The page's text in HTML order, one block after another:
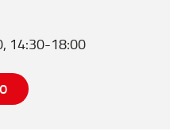
14:30-18:00